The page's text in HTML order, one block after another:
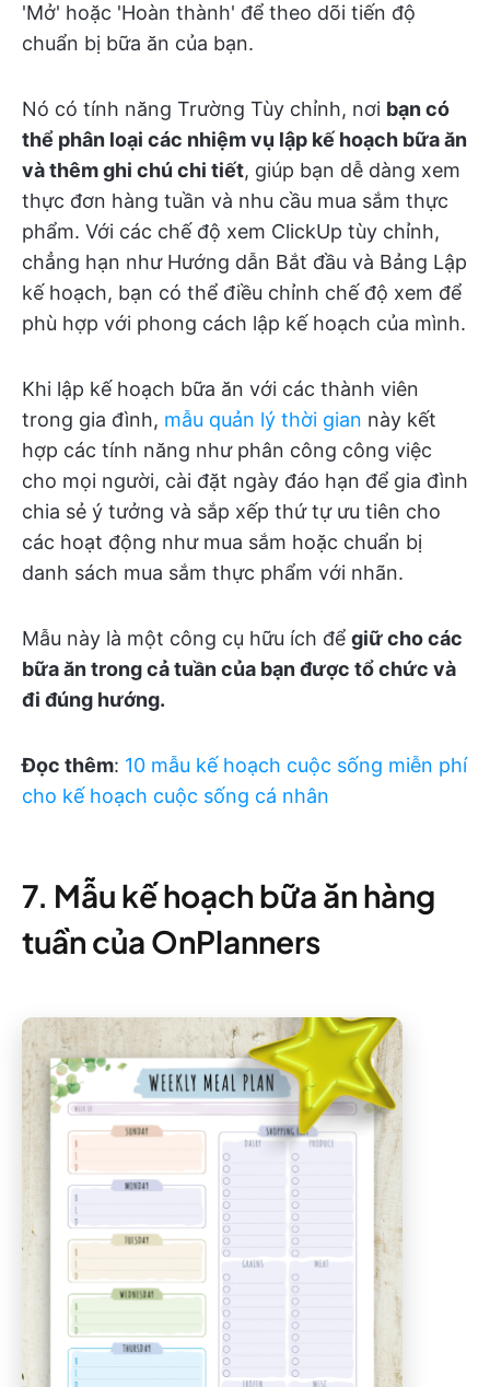
'Mở' hoặc 'Hoàn thành' để theo dõi tiến độ
chuẩn bị bữa ăn của bạn.
Nó có tính năng Trường Tùy chỉnh, nơi bạn có
thể phân loại các nhiệm vụ lập kế hoạch bữa ăn
và thêm ghi chú chi tiết, giúp bạn dễ dàng xem
thực đơn hàng tuần và nhu cầu mua sắm thực
phẩm. Với các chế độ xem ClickUp tùy chỉnh,
chẳng hạn như Hướng dẫn Bắt đầu và Bảng Lập
kế hoạch, bạn có thể điều chỉnh chế độ xem để
phù hợp với phong cách lập kế hoạch của mình.
Khi lập kế hoạch bữa ăn với các thành viên
trong gia đình, mẫu quản lý thời gian này kết
hợp các tính năng như phân công công việc
cho mọi người, cài đặt ngày đáo hạn để gia đình
chia sẻ ý tưởng và sắp xếp thứ tự ưu tiên cho
các hoạt động như mua sắm hoặc chuẩn bị
danh sách mua sắm thực phẩm với nhãn.
Mẫu này là một công cụ hữu ích để giữ cho các
bữa ăn trong cả tuần của bạn được tổ chức và
đi đúng hướng.
Đọc thêm: 10 mẫu kế hoạch cuộc sống miễn phí
cho kế hoạch cuộc sống cá nhân
7. Mẫu kế hoạch bữa ăn hàng
tuần của OnPlanners